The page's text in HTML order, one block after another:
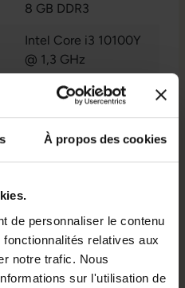
À propos des cookies
de personnaliser le contenu
relatives aux
notre trafic. Nous
sur l'utilisation de
produit
8 GB DDR3
Intel Core i3 10100Y
@ 1,3 GHz
250 GB M.2 NvMe
3701157159289